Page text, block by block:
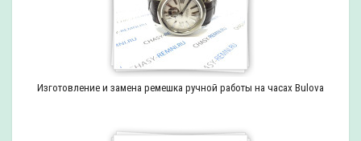
Изготовление и замена ремешка ручной работы на часах Bulova